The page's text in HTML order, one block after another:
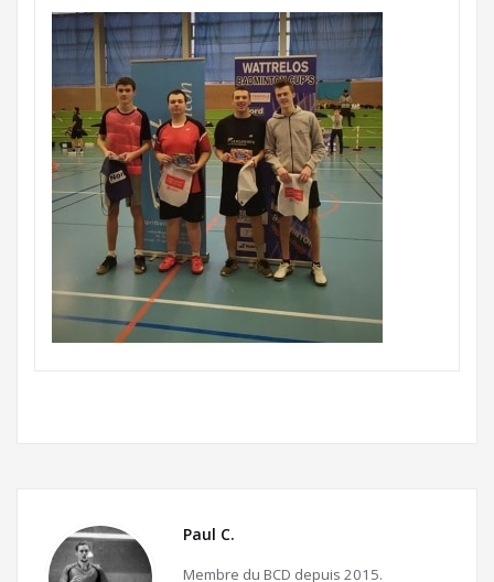
Paul C.
Membre du BCD depuis 2015.